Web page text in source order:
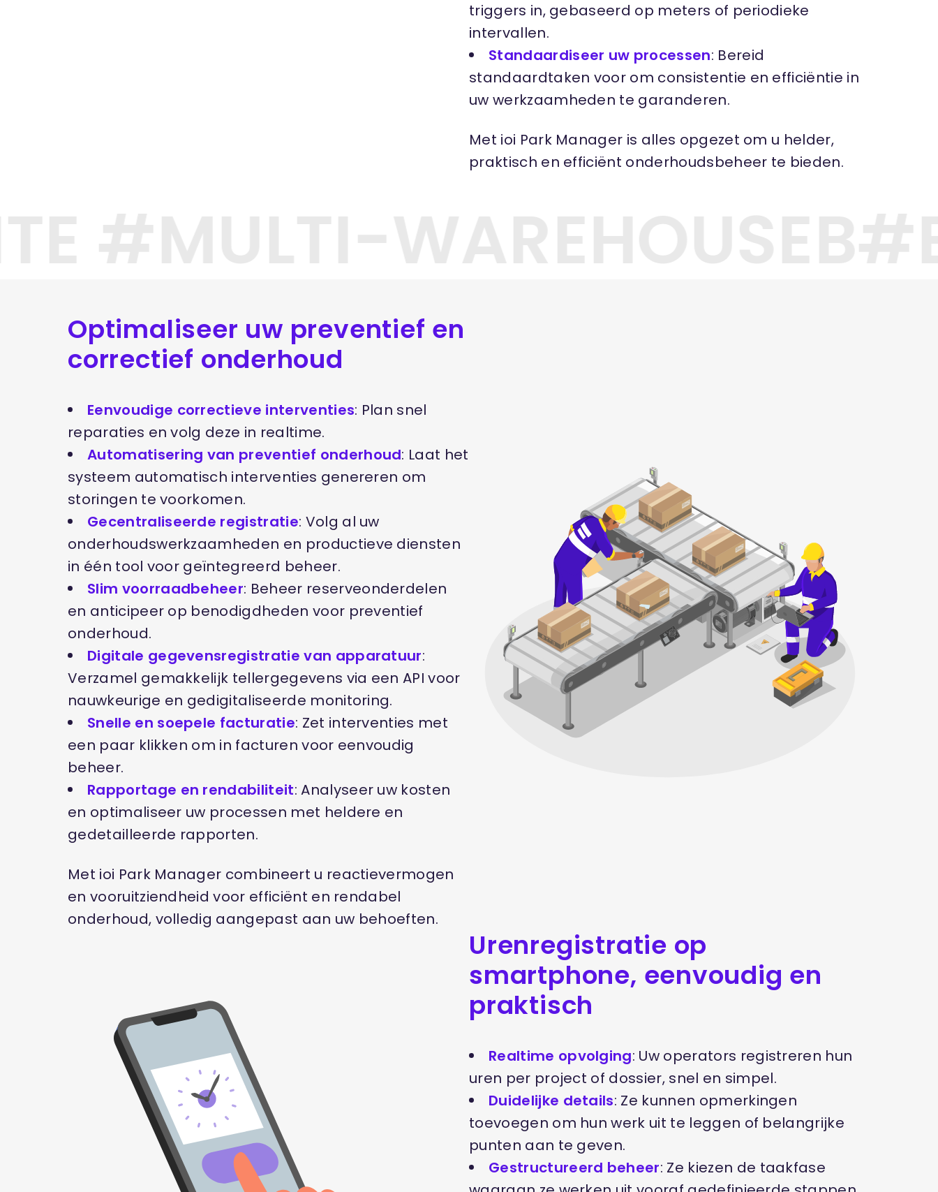
triggers in, gebaseerd op meters of periodieke
intervallen.
Standaardiseer uw processen: Bereid
standaardtaken voor om consistentie en efficiëntie in
uw werkzaamheden te garanderen.
Met ioi Park Manager is alles opgezet om u helder,
praktisch en efficiënt onderhoudsbeheer te bieden.
Optimaliseer uw preventief en
correctief onderhoud
Eenvoudige correctieve interventies: Plan snel
reparaties en volg deze in realtime.
Automatisering van preventief onderhoud: Laat het
systeem automatisch interventies genereren om
storingen te voorkomen.
Gecentraliseerde registratie: Volg al uw
onderhoudswerkzaamheden en productieve diensten
in één tool voor geïntegreerd beheer.
Slim voorraadbeheer: Beheer reserveonderdelen
en anticipeer op benodigdheden voor preventief
onderhoud.
Digitale gegevensregistratie van apparatuur:
Verzamel gemakkelijk tellergegevens via een API voor
nauwkeurige en gedigitaliseerde monitoring.
Snelle en soepele facturatie: Zet interventies met
een paar klikken om in facturen voor eenvoudig
beheer.
Rapportage en rendabiliteit: Analyseer uw kosten
en optimaliseer uw processen met heldere en
gedetailleerde rapporten.
Met ioi Park Manager combineert u reactievermogen
en vooruitziendheid voor efficiënt en rendabel
onderhoud, volledig aangepast aan uw behoeften.
Urenregistratie op
smartphone, eenvoudig en
praktisch
Realtime opvolging: Uw operators registreren hun
uren per project of dossier, snel en simpel.
Duidelijke details: Ze kunnen opmerkingen
toevoegen om hun werk uit te leggen of belangrijke
punten aan te geven.
Gestructureerd beheer: Ze kiezen de taakfase